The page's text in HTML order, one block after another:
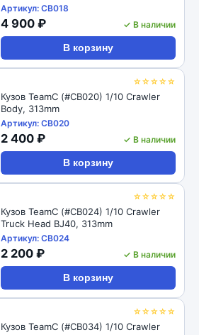
Артикул: CB018
4 900 ₽ ✓ В наличии
В корзину
☆☆☆☆☆
Кузов TeamC (#CB020) 1/10 Crawler
Body, 313mm
Артикул: CB020
2 400 ₽ ✓ В наличии
В корзину
☆☆☆☆☆
Кузов TeamC (#CB024) 1/10 Crawler
Truck Head BJ40, 313mm
Артикул: CB024
2 200 ₽ ✓ В наличии
В корзину
☆☆☆☆☆
Кузов TeamC (#CB034) 1/10 Crawler